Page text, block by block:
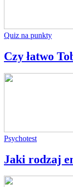
Quiz na punkty
Czy łatwo
Psychotest
Jaki rodzaj